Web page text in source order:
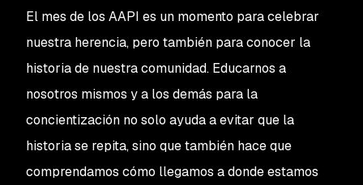
El mes de los AAPI es un momento para celebrar
nuestra herencia, pero también para conocer la
historia de nuestra comunidad. Educarnos a
nosotros mismos y a los demás para la
concientización no solo ayuda a evitar que la
historia se repita, sino que también hace que
comprendamos cómo llegamos a donde estamos